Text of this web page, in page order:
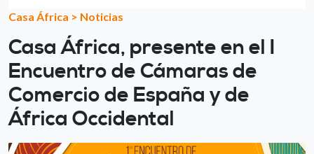
Casa África > Noticias
Casa África, presente en el I
Encuentro de Cámaras de
Comercio de España y de
África Occidental